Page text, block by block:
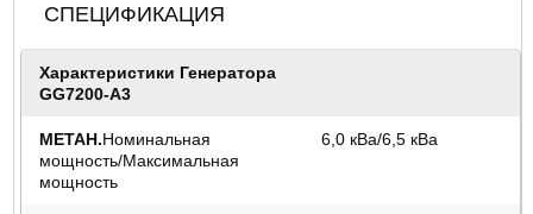
СПЕЦИФИКАЦИЯ
Характеристики Генератора
GG7200-А3
МЕТАН.Номинальная
мощность/Максимальная
мощность
6,0 кВа/6,5 кВа